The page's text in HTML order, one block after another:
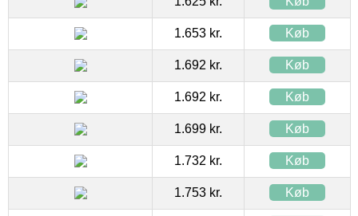
1.653 kr. Køb
1.692 kr. Køb
1.692 kr. Køb
1.699 kr. Køb
1.732 kr. Køb
1.753 kr. Køb